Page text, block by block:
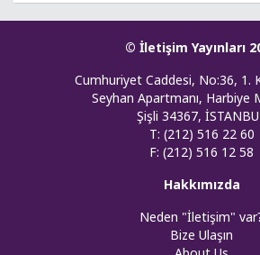
© İletişim Yayınları
Cumhuriyet Caddesi, No:36, 1.
Seyhan Apartmanı, Harbiye
Şişli 34367,
T: (212) 516 22 60
F: (212) 516 12 58
Hakkımızda
Neden "İletişim"
Bize Ulaşın